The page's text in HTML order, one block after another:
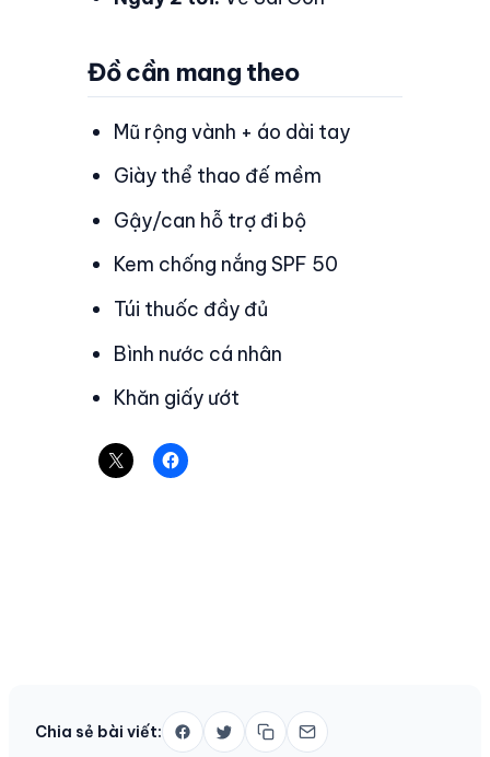
Đồ cần mang theo
Mũ rộng vành + áo dài tay
Giày thể thao đế mềm
Gậy/can hỗ trợ đi bộ
Kem chống nắng SPF 50
Túi thuốc đầy đủ
Bình nước cá nhân
Khăn giấy ướt
Chia sẻ bài viết: